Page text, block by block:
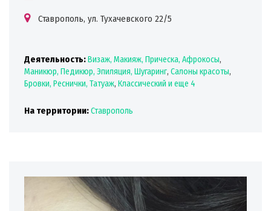
Ставрополь, ул. Тухачевского 22/5
Деятельность:Визаж, Макияж, Прическа, Афрокосы,
Маникюр, Педикюр, Эпиляция, Шугаринг, Салоны красоты,
Бровки, Реснички, Татуаж, Классический и еще 4
На территории:Ставрополь